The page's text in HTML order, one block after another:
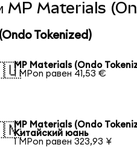
MP Materials
Tokenized)
MP Materials (Ondo
1 MPon равен 41,53 €
MP Materials (Ondo
Китайский юань
1 MPon равен 323,93 ¥